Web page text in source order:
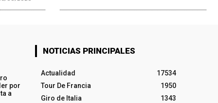
por
a
NOTICIAS PRINCIPALES
Actualidad
17534
Tour De Francia
1950
Giro de Italia
1343